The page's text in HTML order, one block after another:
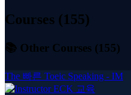
Courses (155)
📚 Other Courses (155)
The 빠른 Toeic Speaking - IM